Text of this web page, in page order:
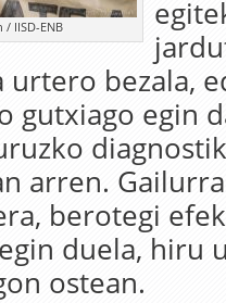
/ IISD-ENB
urtero bezala,
gutxiago egin
arren.
berotegi
duela, hiru
ostean.